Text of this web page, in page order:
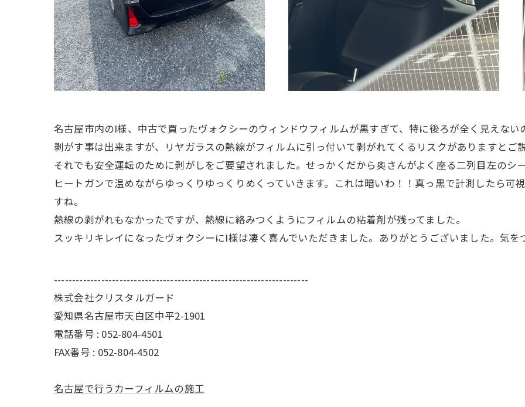
名古屋市内のI様、中古で買ったヴォクシーのウィンドウフィルムが黒すぎて、特に後ろが全く見えない
剥がす事は出来ますが、リヤガラスの熱線がフィルムに引っ付いて剥がれてくるリスクがありますとご説
それでも安全運転のために剥がしをご要望されました。せっかくだから奥さんがよく座る二列目左のシ
ヒートガンで温めながらゆっくりゆっくりめくっていきます。これは暗いわ！！真っ黒で計測したら可
すね。
熱線の剥がれもなかったですが、熱線に絡みつくようにフィルムの粘着剤が残ってました。
スッキリキレイになったヴォクシーにI様は凄く喜んでいただきました。ありがとうございました。気を
----------------------------------------------------------------------
株式会社クリスタルガード
愛知県名古屋市天白区中平2-1901
電話番号 : 052-804-4501
FAX番号 : 052-804-4502
名古屋で行うカーフィルムの施工